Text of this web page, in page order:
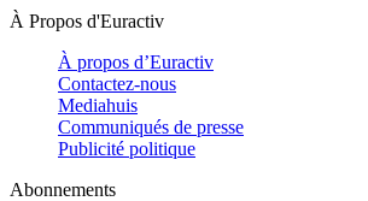
À Propos d'Euractiv
À propos d’Euractiv
Contactez-nous
Mediahuis
Communiqués de presse
Publicité politique
Abonnements